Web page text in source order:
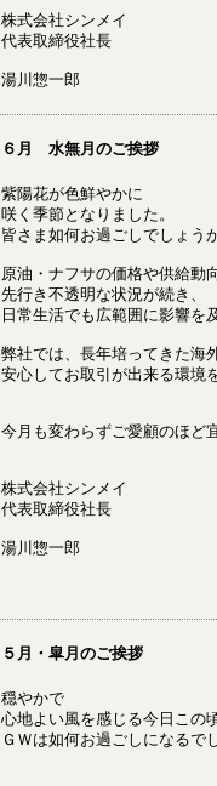
株式会社シンメイ
代表取締役社長
湯川惣一郎
６月 水無月のご挨拶
紫陽花が色鮮やかに
咲く季節となりました。
皆さま如何お過ごしでしょう
原油・ナフサの価格や供給動
先行き不透明な状況が続き、
日常生活でも広範囲に影響を
弊社では、長年培ってきた海
安心してお取引が出来る環境
今月も変わらずご愛顧のほど
株式会社シンメイ
代表取締役社長
湯川惣一郎
５月・皐月のご挨拶
穏やかで
心地よい風を感じる今日この
ＧＷは如何お過ごしになるで